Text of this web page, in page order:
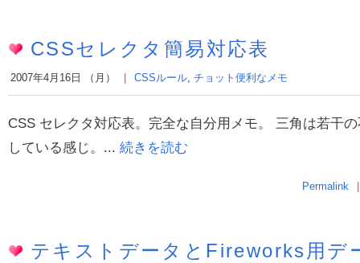
CSSセレクタ簡易対応表
2007年4月16日 （月） CSSルール, チョット便利なメモ
CSS セレクタ対応表。完全な自分用メモ。 三角は若干
している感じ。... 続きを読む
Permalink
テキストデータとFireworks用デ